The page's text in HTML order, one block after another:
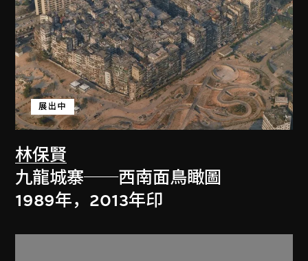
林保賢
展出中
九龍城寨──西南面鳥瞰圖
1989年，2013年印